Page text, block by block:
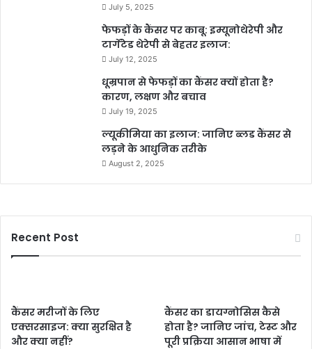
July 5, 2025
फेफड़ों के कैंसर पर काबू: इम्यूनोथेरेपी और
टार्गेटेड थेरेपी से बेहतर इलाज:
July 12, 2025
धूम्रपान से फेफड़ों का कैंसर क्यों होता है?
कारण, लक्षण और बचाव
July 19, 2025
ल्यूकीमिया का इलाज: जानिए ब्लड कैंसर से
लड़ने के आधुनिक तरीके
August 2, 2025
Recent Post
कैंसर मरीजों के लिए
एक्सरसाइज: क्या सुरक्षित है
और क्या नहीं?
कैंसर का डायग्नोसिस कैसे
होता है? जानिए जांच, टेस्ट और
पूरी प्रक्रिया आसान भाषा में